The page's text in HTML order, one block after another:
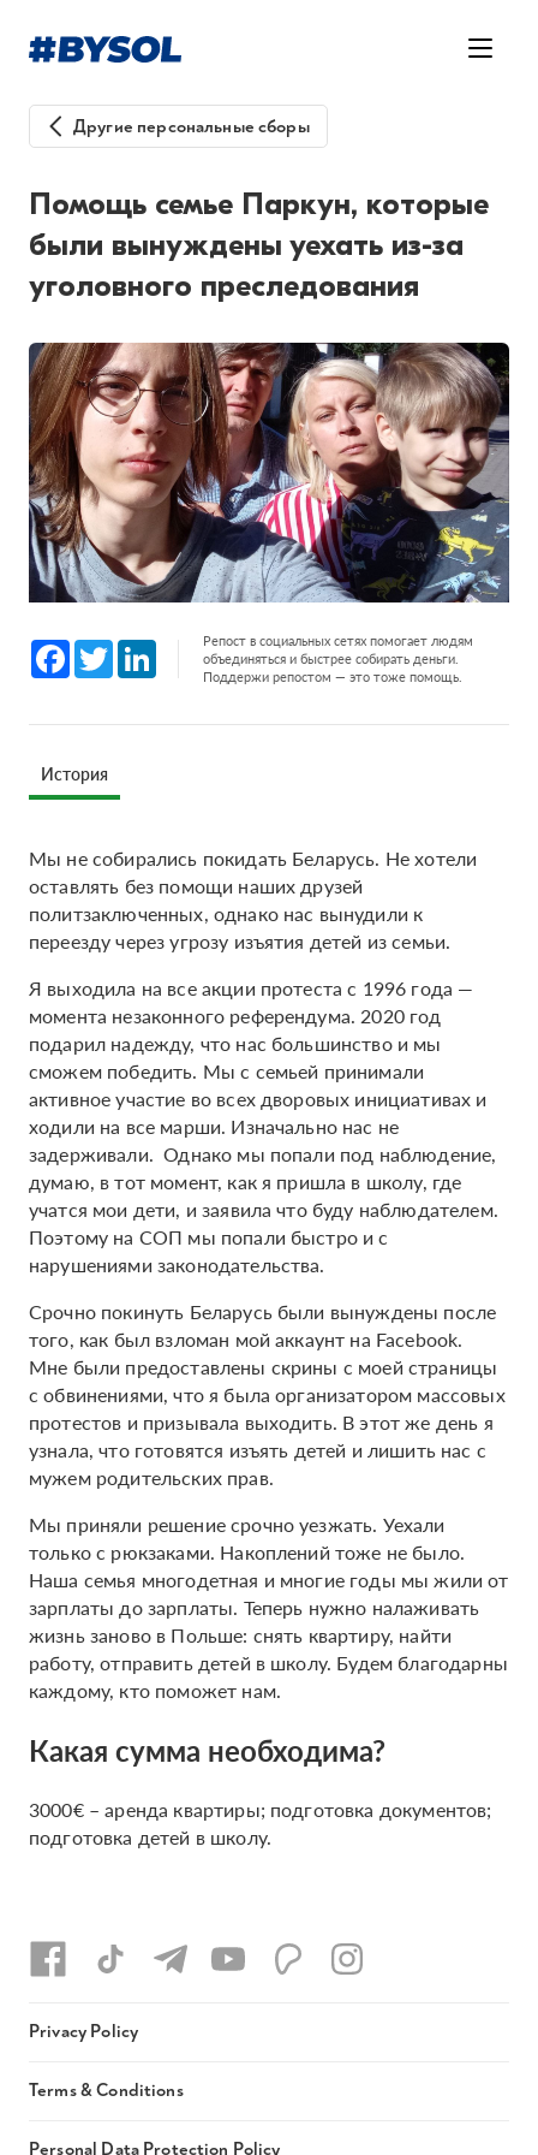
Другие персональные сборы
Помощь семье Паркун, которые
были вынуждены уехать из-за
уголовного преследования
Facebook
Twitter LinkedInРепост в социальных сетях помогает людям
объединяться и быстрее собирать деньги.
Поддержи репостом — это тоже помощь.
История
Мы не собирались покидать Беларусь. Не хотели
оставлять без помощи наших друзей
политзаключенных, однако нас вынудили к
переезду через угрозу изъятия детей из семьи.
Я выходила на все акции протеста с 1996 года —
момента незаконного референдума. 2020 год
подарил надежду, что нас большинство и мы
сможем победить. Мы с семьей принимали
активное участие во всех дворовых инициативах и
ходили на все марши. Изначально нас не
задерживали. Однако мы попали под наблюдение,
думаю, в тот момент, как я пришла в школу, где
учатся мои дети, и заявила что буду наблюдателем.
Поэтому на СОП мы попали быстро и с
нарушениями законодательства.
Срочно покинуть Беларусь были вынуждены после
того, как был взломан мой аккаунт на Facebook.
Мне были предоставлены скрины с моей страницы
с обвинениями, что я была организатором массовых
протестов и призывала выходить. В этот же день я
узнала, что готовятся изъять детей и лишить нас с
мужем родительских прав.
Мы приняли решение срочно уезжать. Уехали
только с рюкзаками. Накоплений тоже не было.
Наша семья многодетная и многие годы мы жили от
зарплаты до зарплаты. Теперь нужно налаживать
жизнь заново в Польше: снять квартиру, найти
работу, отправить детей в школу. Будем благодарны
каждому, кто поможет нам.
Какая сумма необходима?
3000€ – аренда квартиры; подготовка документов;
подготовка детей в школу.
Privacy Policy
Terms & Conditions
Personal Data Protection Policy